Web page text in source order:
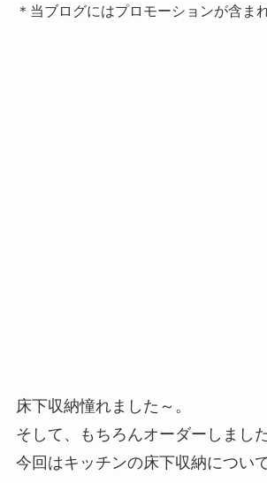
＊当ブログにはプロモーションが含ま
床下収納憧れました～。
そして、もちろんオーダーしました
今回はキッチンの床下収納につい